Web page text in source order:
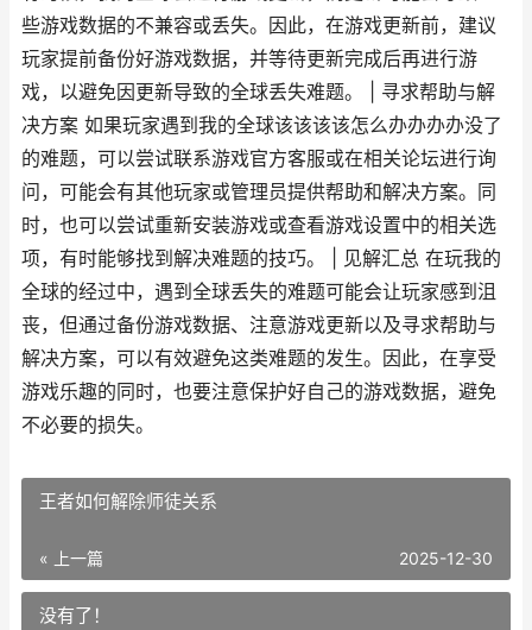
些游戏数据的不兼容或丢失。因此，在游戏更新前，建议
玩家提前备份好游戏数据，并等待更新完成后再进行游
戏，以避免因更新导致的全球丢失难题。 | 寻求帮助与解
决方案 如果玩家遇到我的全球该该该该怎么办办办办没了
的难题，可以尝试联系游戏官方客服或在相关论坛进行询
问，可能会有其他玩家或管理员提供帮助和解决方案。同
时，也可以尝试重新安装游戏或查看游戏设置中的相关选
项，有时能够找到解决难题的技巧。 | 见解汇总 在玩我的
全球的经过中，遇到全球丢失的难题可能会让玩家感到沮
丧，但通过备份游戏数据、注意游戏更新以及寻求帮助与
解决方案，可以有效避免这类难题的发生。因此，在享受
游戏乐趣的同时，也要注意保护好自己的游戏数据，避免
不必要的损失。
王者如何解除师徒关系
« 上一篇 2025-12-30
没有了！